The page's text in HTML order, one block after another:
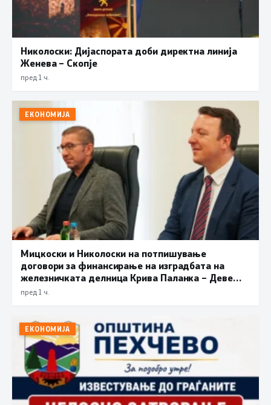
Николоски: Дијаспората доби директна линија
Женева – Скопје
пред 1 ч.
ЕКОНОМИЈА
Мицкоски и Николоски на потпишување
договори за финансирање на изградбата на
железничката делница Крива Паланка – Деве
Баир
пред 1 ч.
ЕКОНОМИЈА